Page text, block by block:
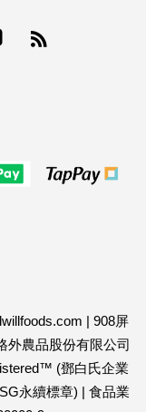
| 908屏
外農品股份有限公司
(鄧白氏企業
永續標章) | 食品業